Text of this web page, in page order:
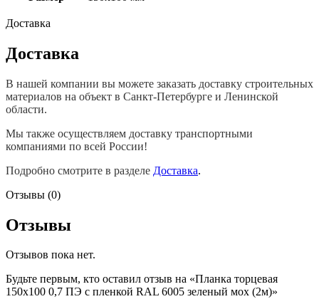
Доставка
Доставка
В нашей компании вы можете заказать доставку строительных
материалов на объект в Санкт-Петербурге и Ленинской
области.
Мы также осуществляем доставку транспортными
компаниями по всей России!
Подробно смотрите в разделе Доставка.
Отзывы (0)
Отзывы
Отзывов пока нет.
Будьте первым, кто оставил отзыв на «Планка торцевая
150х100 0,7 ПЭ с пленкой RAL 6005 зеленый мох (2м)»